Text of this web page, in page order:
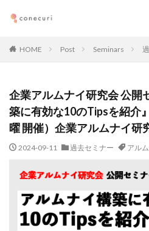
HOME Post Seminars
企業アルムナイ研究会 公開
築に有効な10のTipsを紹介
曜 開催）企業アルムナイ研
2024-09-11 過去セミナー アル
タグ
マーケティング DX
オンライン
経営 カオ
デジタルマーケティング
働き方
メディア取材
デザイン
ファイナンス
事業創造・イ